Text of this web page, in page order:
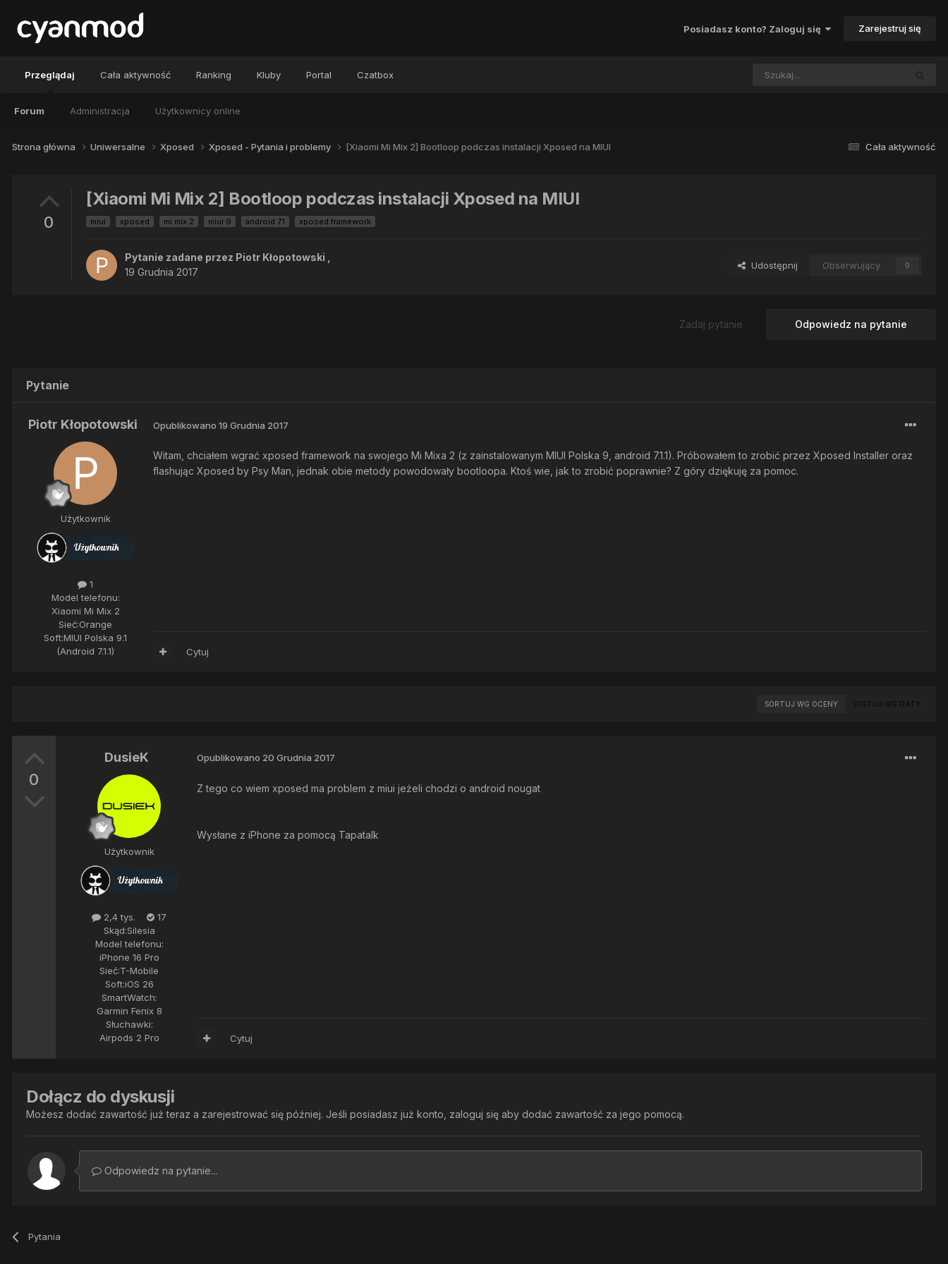
Posiadasz konto? Zaloguj się Zarejestruj się
Przeglądaj
Forum Administracja Użytkownicy online
Cała aktywność Ranking Kluby Portal Czatbox
Cała aktywność
Strona główna Uniwersalne Xposed Xposed - Pytania i problemy [Xiaomi Mi Mix 2] Bootloop podczas instalacji Xposed na MIUI
0
[Xiaomi Mi Mix 2] Bootloop podczas instalacji Xposed na MIUI
miui xposed mi mix 2 miui 9 android 7.1 xposed framework
Pytanie zadane przez Piotr Kłopotowski
19 Grudnia 2017
Udostępnij Obserwujący 0
Odpowiedz na pytanie
Zadaj pytanie
Pytanie
Piotr Kłopotowski
Użytkownik
1
Model telefonu:
Xiaomi Mi Mix 2
Sieć:Orange
Soft:MIUI Polska 9.1
(Android 7.1.1)
Opublikowano 19 Grudnia 2017
Witam, chciałem wgrać xposed framework na swojego Mi Mixa 2 (z zainstalowanym MIUI Polska 9, android 7.1.1). Próbowałem to zrobić przez Xposed Installer oraz
flashując Xposed by Psy Man, jednak obie metody powodowały bootloopa. Ktoś wie, jak to zrobić poprawnie? Z góry dziękuję za pomoc.
Cytuj
SORTUJ WG OCENY SORTUJ WG DATY
0
DusieK
Użytkownik
2,4 tys.
17
Skąd:Silesia
Model telefonu:
iPhone 16 Pro
Sieć:T-Mobile
Soft:iOS 26
SmartWatch:
Garmin Fenix 8
Słuchawki:
Airpods 2 Pro
Opublikowano 20 Grudnia 2017
Z tego co wiem xposed ma problem z miui jeżeli chodzi o android nougat
Wysłane z iPhone za pomocą Tapatalk
Cytuj
Dołącz do dyskusji
Możesz dodać zawartość już teraz a zarejestrować się później. Jeśli posiadasz już konto, zaloguj się aby dodać zawartość za jego pomocą.
Odpowiedz na pytanie...
Pytania